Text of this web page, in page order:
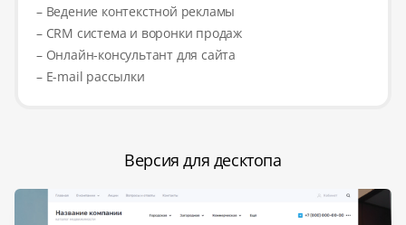
– Ведение контекстной рекламы
– CRM система и воронки продаж
– Онлайн-консультант для сайта
– E-mail рассылки
Версия для десктопа